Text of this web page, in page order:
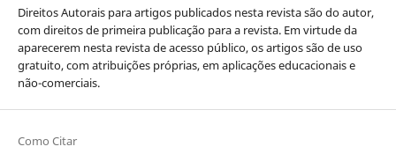
Direitos Autorais para artigos publicados nesta revista são do autor,
com direitos de primeira publicação para a revista. Em virtude da
aparecerem nesta revista de acesso público, os artigos são de uso
gratuito, com atribuições próprias, em aplicações educacionais e
não-comerciais.
Como Citar